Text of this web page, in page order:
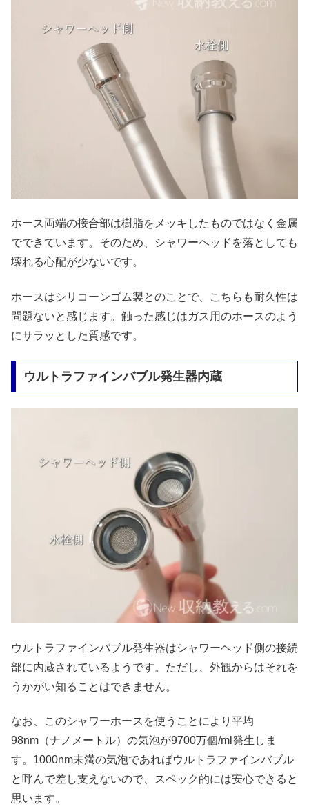
ホース両端の接合部は樹脂をメッキしたものではなく金属
でできています。そのため、シャワーヘッドを落としても
壊れる心配が少ないです。
ホースはシリコーンゴム製とのことで、こちらも耐久性は
問題ないと感じます。触った感じはガス用のホースのよう
にサラッとした質感です。
ウルトラファインバブル発生器内蔵
ウルトラファインバブル発生器はシャワーヘッド側の接続
部に内蔵されているようです。ただし、外観からはそれを
うかがい知ることはできません。
なお、このシャワーホースを使うことにより平均
98nm（ナノメートル）の気泡が9700万個/ml発生しま
す。1000nm未満の気泡であればウルトラファインバブル
と呼んで差し支えないので、スペック的には安心できると
思います。